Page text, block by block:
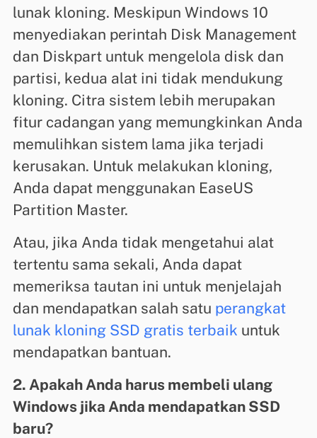
lunak kloning. Meskipun Windows 10
menyediakan perintah Disk Management
dan Diskpart untuk mengelola disk dan
partisi, kedua alat ini tidak mendukung
kloning. Citra sistem lebih merupakan
fitur cadangan yang memungkinkan Anda
memulihkan sistem lama jika terjadi
kerusakan. Untuk melakukan kloning,
Anda dapat menggunakan EaseUS
Partition Master.
Atau, jika Anda tidak mengetahui alat
tertentu sama sekali, Anda dapat
memeriksa tautan ini untuk menjelajah
dan mendapatkan salah satu perangkat
lunak kloning SSD gratis terbaik untuk
mendapatkan bantuan.
2. Apakah Anda harus membeli ulang
Windows jika Anda mendapatkan SSD
baru?